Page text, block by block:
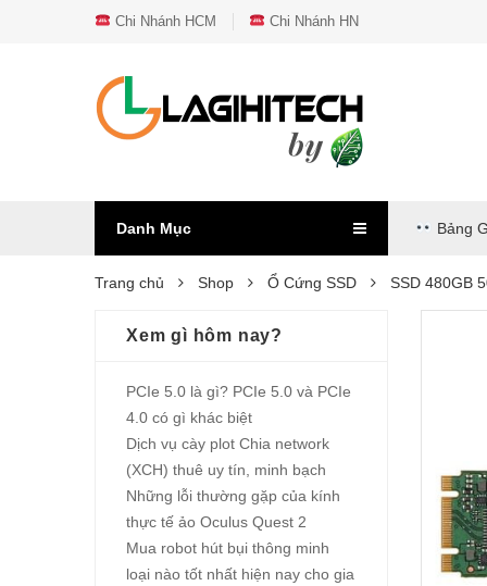
Chi Nhánh HCM Chi Nhánh HN
Danh Mục Bảng
Trang chủ Shop Ổ Cứng SSD SSD 480GB
Xem gì hôm nay?
PCIe 5.0 là gì? PCIe 5.0 và PCIe
4.0 có gì khác biệt
Dịch vụ cày plot Chia network
(XCH) thuê uy tín, minh bạch
Những lỗi thường gặp của kính
thực tế ảo Oculus Quest 2
Mua robot hút bụi thông minh
loại nào tốt nhất hiện nay cho gia